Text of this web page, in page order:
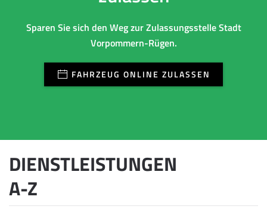
Sparen Sie sich den Weg zur Zulassungsstelle Stadt
Vorpommern-Rügen.
FAHRZEUG ONLINE ZULASSEN
DIENSTLEISTUNGEN
A-Z